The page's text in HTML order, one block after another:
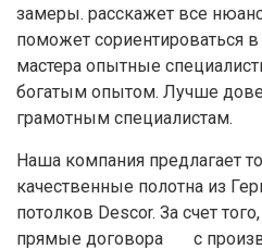
замеры. расскажет все
поможет сориентироваться
мастера опытные
богатым опытом. Лучше
грамотным специалистам.
Наша компания предлагает
качественные полотна из
потолков Descor. За счет
прямые договора с